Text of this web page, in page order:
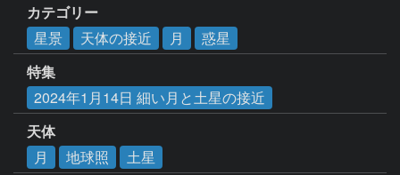
カテゴリー
星景
天体の接近 月
惑星
特集
2024年1月14日 細い月と土星の接近
天体
月
地球照 土星